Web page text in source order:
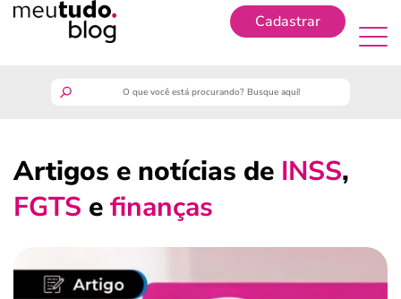
Cadastrar
guia do trabalhador
benefícios
Artigos e notícias de INSS,
FGTS efinanças